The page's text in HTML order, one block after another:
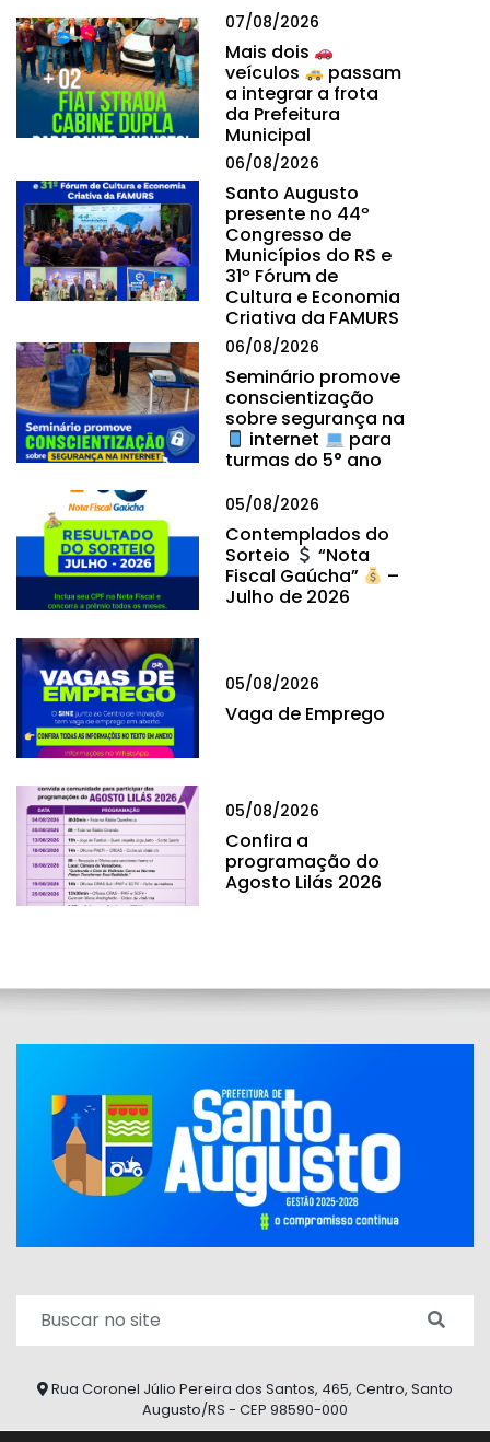
07/08/2026
Mais dois
veículos
passam
a integrar a frota
da Prefeitura
Municipal
06/08/2026
Santo Augusto
presente no 44º
Congresso de
Municípios do RS e
31º Fórum de
Cultura e Economia
Criativa da FAMURS
06/08/2026
Seminário promove
conscientização
sobre segurança na
internet
para
turmas do 5° ano
05/08/2026
Contemplados do
Sorteio
“Nota
Fiscal Gaúcha”
–
Julho de 2026
05/08/2026
Vaga de Emprego
05/08/2026
Confira a
programação do
Agosto Lilás 2026
Rua Coronel Júlio Pereira dos Santos, 465, Centro, Santo
Augusto/RS - CEP 98590-000